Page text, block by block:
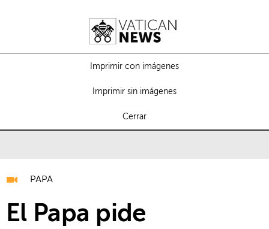
Imprimir con imágenes
Imprimir sin imágenes
Cerrar
PAPA
El Papa pide